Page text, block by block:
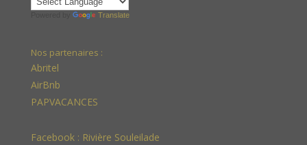
Translate
Nos partenaires :
Abritel
AirBnb
PAPVACANCES
Facebook : Rivière Souleilade